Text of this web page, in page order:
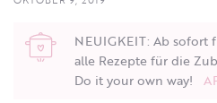
NEUIGKEIT: Ab sofort
alle Rezepte für die
Do it your own way!